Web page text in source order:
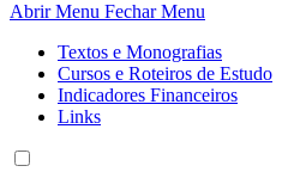
Abrir Menu Fechar Menu
Textos e Monografias
Cursos e Roteiros de Estudo
Indicadores Financeiros
Links